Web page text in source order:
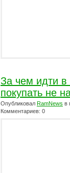
За чем идти в
покупать не
Опубликовал RamNews в
Комментариев: 0